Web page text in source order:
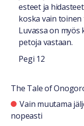
esteet ja
koska vain
Luvassa on
petoja vastaan.
Pegi 12
The Tale of
Vain muutama
nopeasti